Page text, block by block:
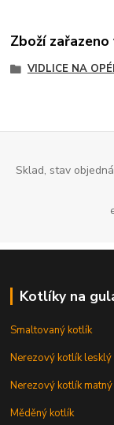
Zboží
VIDLICE NA
Sklad, stav
Kotlíky na
Smaltovaný kotlík
Nerezový kotlík lesklý
Nerezový kotlík matný
Měděný kotlík